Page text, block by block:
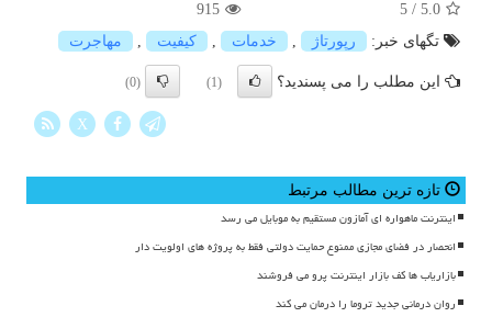
5.0
/
5
915
تگهای خبر:
رپورتاژ , خدمات , كیفیت , مهاجرت
این مطلب را می پسندید؟ (1)
(0)
X
تازه ترین مطالب مرتبط
اینترنت ماهواره ای آمازون مستقیم به موبایل می رسد
انحصار در فضای مجازی ممنوع حمایت دولتی فقط به پروژه های اولویت دار
بازاریاب ها کف بازار اینترنت پرو می فروشند
روان درمانی جدید تروما را درمان می کند